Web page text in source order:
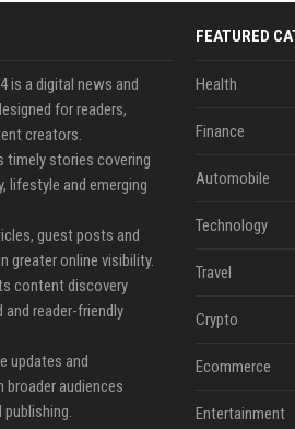
is a digital news and
for readers,
creators.
timely stories covering
lifestyle and emerging
guest posts and
greater online visibility.
content discovery
and reader-friendly
updates and
audiences
FEATURED
Health
Finance
Automobile
Technology
Travel
Crypto
Ecommerce
Entertainment